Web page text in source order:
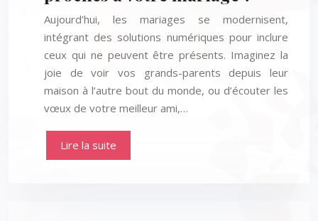
Aujourd’hui, les mariages se modernisent,
intégrant des solutions numériques pour inclure
ceux qui ne peuvent être présents. Imaginez la
joie de voir vos grands-parents depuis leur
maison à l’autre bout du monde, ou d’écouter les
vœux de votre meilleur ami,…
Lire la suite